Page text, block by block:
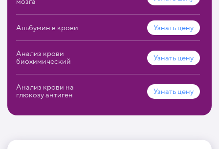
Альбумин в крови Узнать цену
Анализ крови
биохимический
Узнать цену
Анализ крови на
глюкозу антиген
Узнать цену